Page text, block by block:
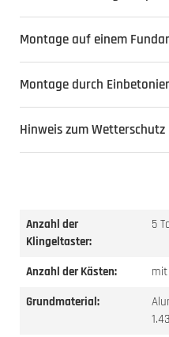
Montage auf einem
Montage durch
Hinweis zum Wetterschutz
Anzahl der
Klingeltaster:
5
Anzahl der Kästen:
Grundmaterial: